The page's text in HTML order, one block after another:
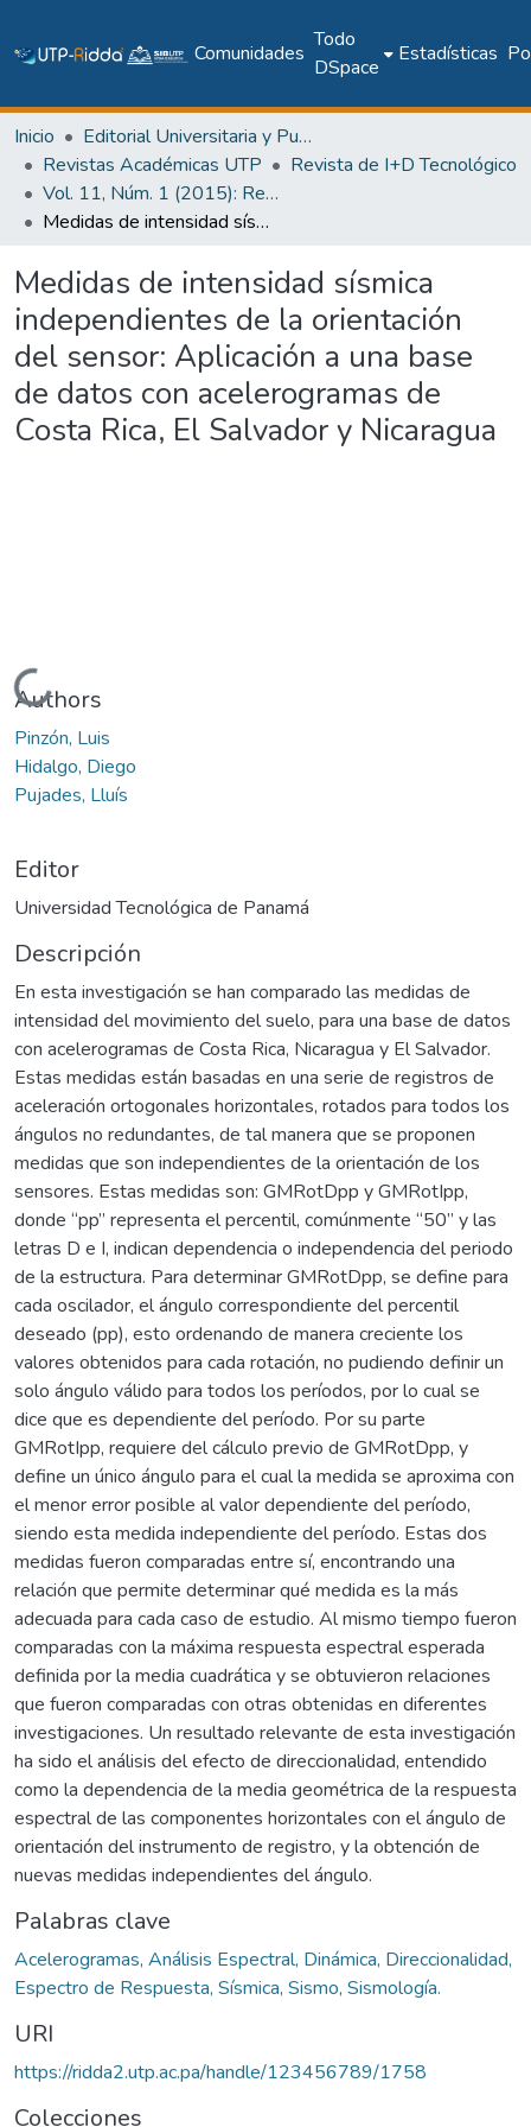
Comunidades
Todo
DSpace
Estadísticas
Inicio
Editorial Universitaria y Publicaciones Seriadas
Revistas Académicas UTP
Revista de I+D Tecnológico
Vol. 11, Núm. 1 (2015): Revista I+D Tecnológico
Medidas de intensidad sísmica independientes de la orientación del sensor: Aplicación a una base de datos con acelerogramas de Costa Rica, El Salvador y Nicaragua
Medidas de intensidad sísmica
independientes de la orientación
del sensor: Aplicación a una base
de datos con acelerogramas de
Costa Rica, El Salvador y Nicaragua
Cargando...
Authors
Pinzón, Luis
Hidalgo, Diego
Pujades, Lluís
Editor
Universidad Tecnológica de Panamá
Descripción
En esta investigación se han comparado las medidas de
intensidad del movimiento del suelo, para una base de datos
con acelerogramas de Costa Rica, Nicaragua y El Salvador.
Estas medidas están basadas en una serie de registros de
aceleración ortogonales horizontales, rotados para todos los
ángulos no redundantes, de tal manera que se proponen
medidas que son independientes de la orientación de los
sensores. Estas medidas son: GMRotDpp y GMRotIpp,
donde “pp” representa el percentil, comúnmente “50” y las
letras D e I, indican dependencia o independencia del periodo
de la estructura. Para determinar GMRotDpp, se define para
cada oscilador, el ángulo correspondiente del percentil
deseado (pp), esto ordenando de manera creciente los
valores obtenidos para cada rotación, no pudiendo definir un
solo ángulo válido para todos los períodos, por lo cual se
dice que es dependiente del período. Por su parte
GMRotIpp, requiere del cálculo previo de GMRotDpp, y
define un único ángulo para el cual la medida se aproxima con
el menor error posible al valor dependiente del período,
siendo esta medida independiente del período. Estas dos
medidas fueron comparadas entre sí, encontrando una
relación que permite determinar qué medida es la más
adecuada para cada caso de estudio. Al mismo tiempo fueron
comparadas con la máxima respuesta espectral esperada
definida por la media cuadrática y se obtuvieron relaciones
que fueron comparadas con otras obtenidas en diferentes
investigaciones. Un resultado relevante de esta investigación
ha sido el análisis del efecto de direccionalidad, entendido
como la dependencia de la media geométrica de la respuesta
espectral de las componentes horizontales con el ángulo de
orientación del instrumento de registro, y la obtención de
nuevas medidas independientes del ángulo.
Palabras clave
Acelerogramas, Análisis Espectral, Dinámica, Direccionalidad,
Espectro de Respuesta, Sísmica, Sismo, Sismología.
URI
https://ridda2.utp.ac.pa/handle/123456789/1758
Colecciones